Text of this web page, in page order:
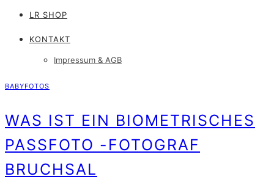
LR SHOP
KONTAKT
Impressum & AGB
BABYFOTOS
WAS IST EIN BIOMETRISCHES
PASSFOTO -FOTOGRAF
BRUCHSAL